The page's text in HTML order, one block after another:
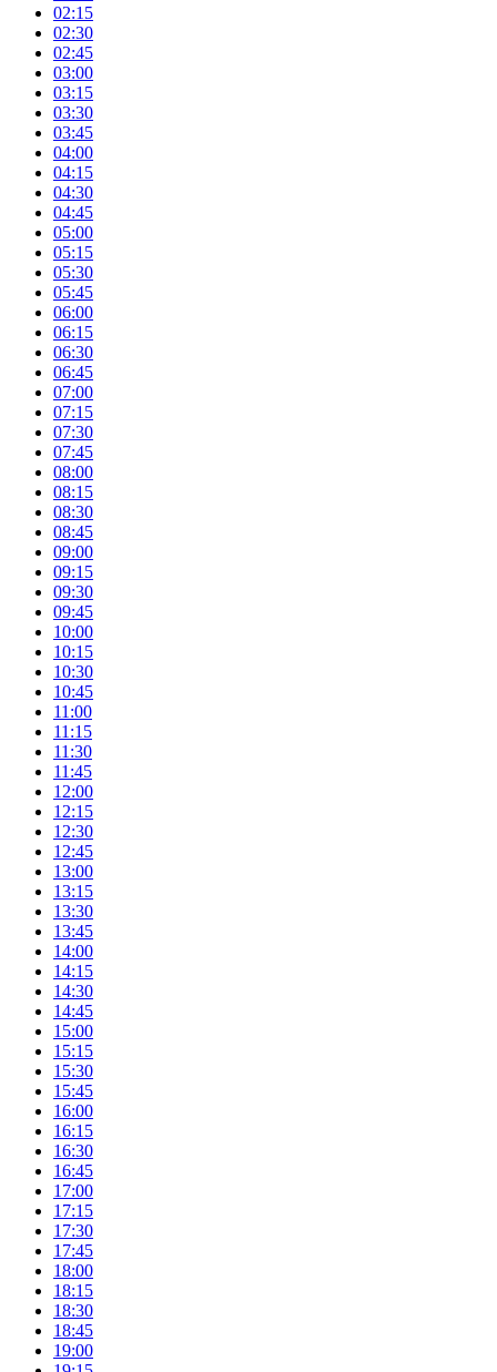
02:15
02:30
02:45
03:00
03:15
03:30
03:45
04:00
04:15
04:30
04:45
05:00
05:15
05:30
05:45
06:00
06:15
06:30
06:45
07:00
07:15
07:30
07:45
08:00
08:15
08:30
08:45
09:00
09:15
09:30
09:45
10:00
10:15
10:30
10:45
11:00
11:15
11:30
11:45
12:00
12:15
12:30
12:45
13:00
13:15
13:30
13:45
14:00
14:15
14:30
14:45
15:00
15:15
15:30
15:45
16:00
16:15
16:30
16:45
17:00
17:15
17:30
17:45
18:00
18:15
18:30
18:45
19:00